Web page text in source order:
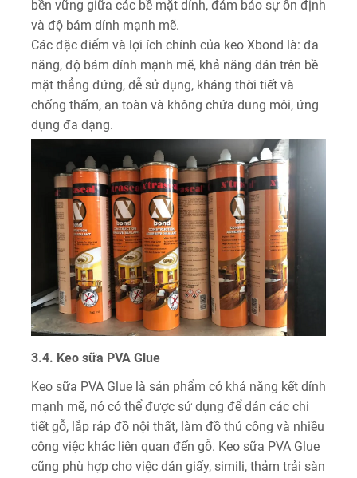
bền vững giữa các bề mặt dính, đảm bảo sự ổn định
và độ bám dính mạnh mẽ.
Các đặc điểm và lợi ích chính của keo Xbond là: đa
năng, độ bám dính mạnh mẽ, khả năng dán trên bề
mặt thẳng đứng, dễ sử dụng, kháng thời tiết và
chống thấm, an toàn và không chứa dung môi, ứng
dụng đa dạng.
3.4. Keo sữa PVA Glue
Keo sữa PVA Glue là sản phẩm có khả năng kết dính
mạnh mẽ, nó có thể được sử dụng để dán các chi
tiết gỗ, lắp ráp đồ nội thất, làm đồ thủ công và nhiều
công việc khác liên quan đến gỗ. Keo sữa PVA Glue
cũng phù hợp cho việc dán giấy, simili, thảm trải sàn